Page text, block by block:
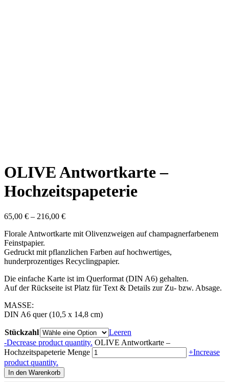
OLIVE Antwortkarte –
Hochzeitspapeterie
65,00 € – 216,00 €
Florale Antwortkarte mit Olivenzweigen auf champagnerfarbenem
Feinstpapier.
Gedruckt mit pflanzlichen Farben auf hochwertiges,
hunderprozentiges Recyclingpapier.
Die einfache Karte ist im Querformat (DIN A6) gehalten.
Auf der Rückseite ist Platz für Text & Details zur Zu- bzw. Absage.
MASSE:
DIN A6 quer (10,5 x 14,8 cm)
Stückzahl
Leeren
-Decrease product quantity. OLIVE Antwortkarte –
Hochzeitspapeterie Menge
+Increase
product quantity.
In den Warenkorb